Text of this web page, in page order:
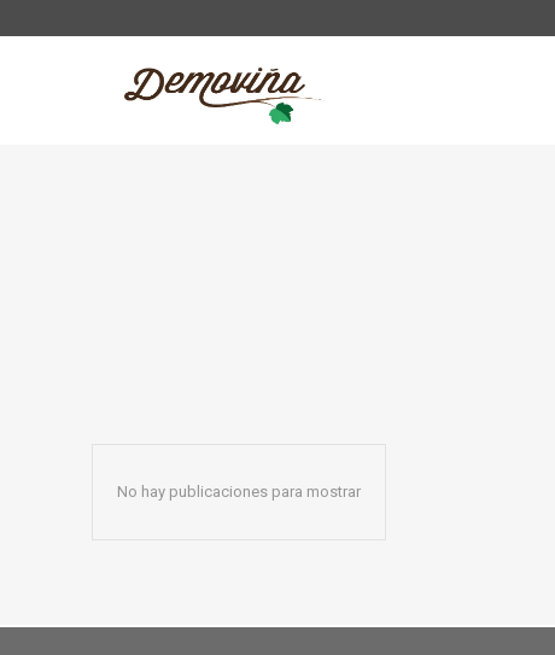
No hay publicaciones para mostrar